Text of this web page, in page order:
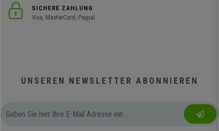
SICHERE ZAHLUNG
Visa, MasterCard, Paypal
UNSEREN NEWSLETTER ABONNIEREN